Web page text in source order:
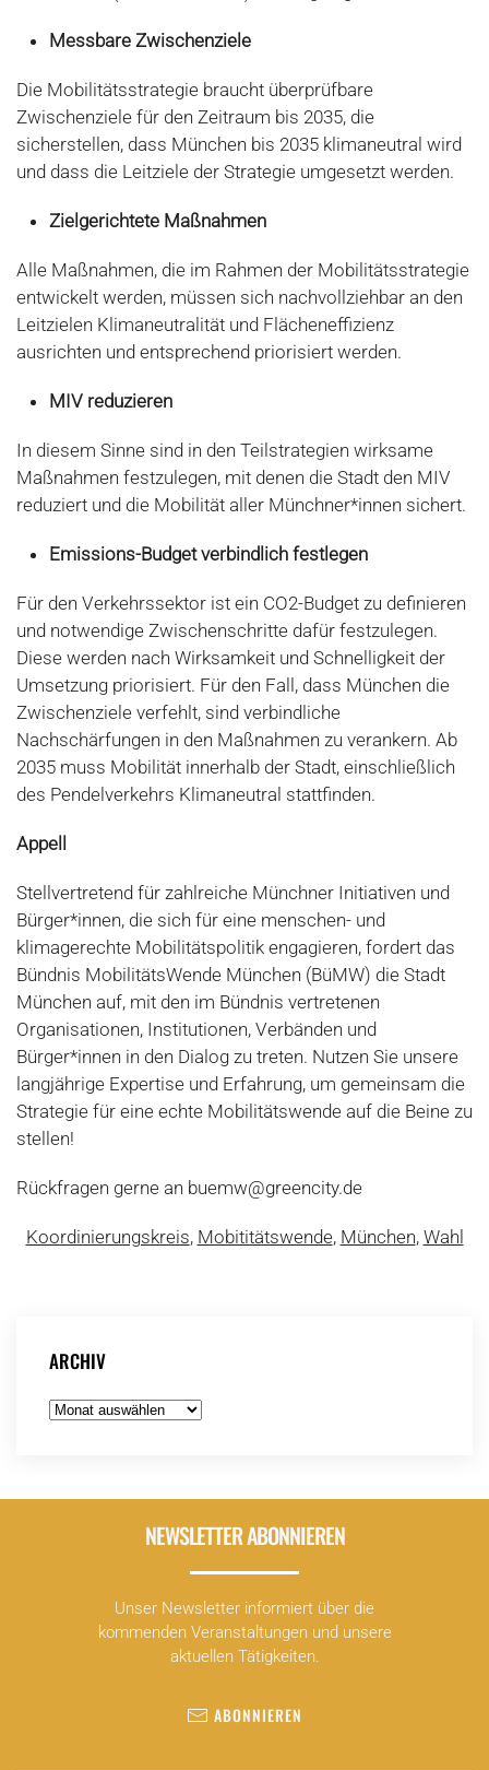
Messbare Zwischenziele
Die Mobilitätsstrategie braucht überprüfbare
Zwischenziele für den Zeitraum bis 2035, die
sicherstellen, dass München bis 2035 klimaneutral wird
und dass die Leitziele der Strategie umgesetzt werden.
Zielgerichtete Maßnahmen
Alle Maßnahmen, die im Rahmen der Mobilitätsstrategie
entwickelt werden, müssen sich nachvollziehbar an den
Leitzielen Klimaneutralität und Flächeneffizienz
ausrichten und entsprechend priorisiert werden.
MIV reduzieren
In diesem Sinne sind in den Teilstrategien wirksame
Maßnahmen festzulegen, mit denen die Stadt den MIV
reduziert und die Mobilität aller Münchner*innen sichert.
Emissions-Budget verbindlich festlegen
Für den Verkehrssektor ist ein CO2-Budget zu definieren
und notwendige Zwischenschritte dafür festzulegen.
Diese werden nach Wirksamkeit und Schnelligkeit der
Umsetzung priorisiert. Für den Fall, dass München die
Zwischenziele verfehlt, sind verbindliche
Nachschärfungen in den Maßnahmen zu verankern. Ab
2035 muss Mobilität innerhalb der Stadt, einschließlich
des Pendelverkehrs Klimaneutral stattfinden.
Appell
Stellvertretend für zahlreiche Münchner Initiativen und
Bürger*innen, die sich für eine menschen- und
klimagerechte Mobilitätspolitik engagieren, fordert das
Bündnis MobilitätsWende München (BüMW) die Stadt
München auf, mit den im Bündnis vertretenen
Organisationen, Institutionen, Verbänden und
Bürger*innen in den Dialog zu treten. Nutzen Sie unsere
langjährige Expertise und Erfahrung, um gemeinsam die
Strategie für eine echte Mobilitätswende auf die Beine zu
stellen!
Rückfragen gerne an buemw@greencity.de
Koordinierungskreis, Mobititätswende, München, Wahl
ARCHIV
Archiv
NEWSLETTER ABONNIEREN
Unser Newsletter informiert über die
kommenden Veranstaltungen und unsere
aktuellen Tätigkeiten.
ABONNIEREN